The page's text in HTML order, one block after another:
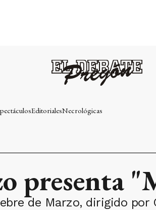
EditorialesNecrológicas
presenta
de Marzo, dirigido